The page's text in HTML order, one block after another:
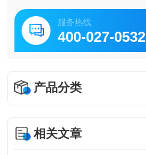
服务热线
400-027-0532
产品分类
相关文章